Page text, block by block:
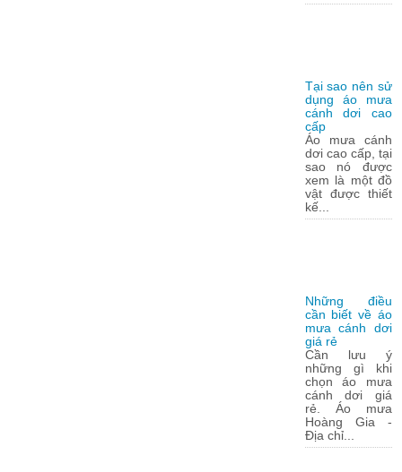
Tại sao nên sử
dụng áo mưa
cánh dơi cao
cấp
Áo mưa cánh
dơi cao cấp, tại
sao nó được
xem là một đồ
vật được thiết
kế...
Những điều
cần biết về áo
mưa cánh dơi
giá rẻ
Cần lưu ý
những gì khi
chọn áo mưa
cánh dơi giá
rẻ. Áo mưa
Hoàng Gia -
Địa chỉ...